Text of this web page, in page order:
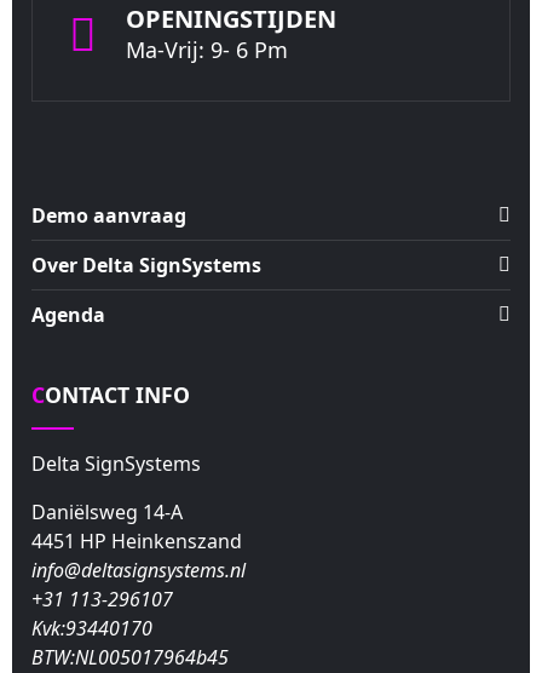
OPENINGSTIJDEN
Ma-Vrij: 9- 6 Pm
Demo aanvraag
Over Delta SignSystems
Agenda
CONTACT INFO
Delta SignSystems
Daniëlsweg 14-A
4451 HP Heinkenszand
info@deltasignsystems.nl
+31 113-296107
Kvk:93440170
BTW:NL005017964b45